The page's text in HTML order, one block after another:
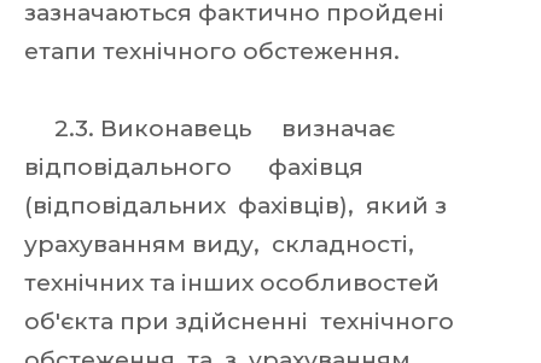
зазначаються фактично пройдені
етапи технічного обстеження.
2.3. Виконавець визначає
відповідального фахівця
(відповідальних фахівців), який з
урахуванням виду, складності,
технічних та інших особливостей
об'єкта при здійсненні технічного